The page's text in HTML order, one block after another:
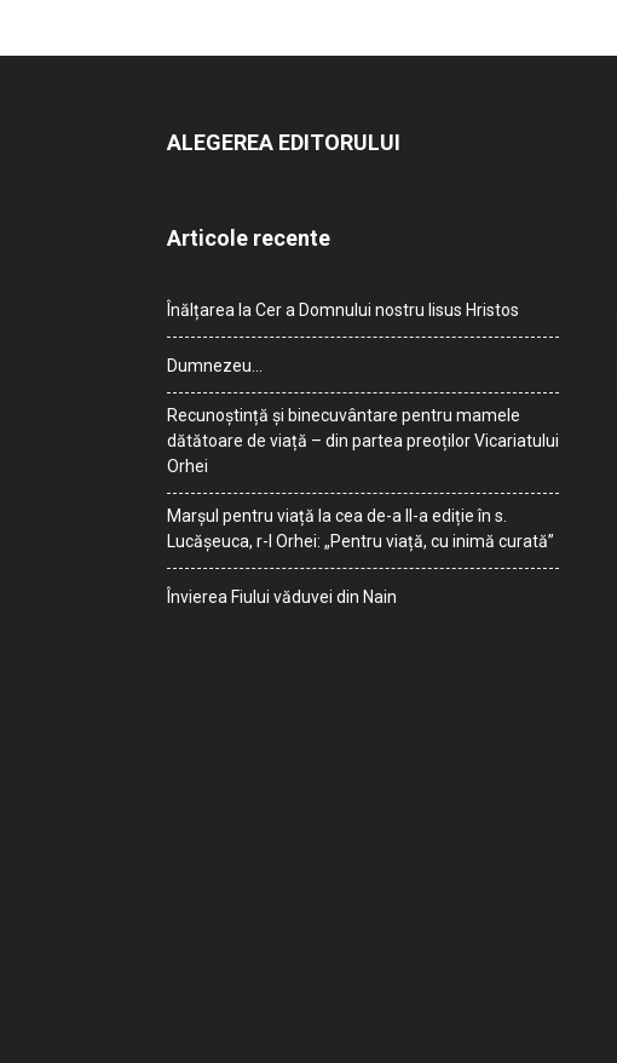
ALEGEREA EDITORULUI
Articole recente
Înălțarea la Cer a Domnului nostru Iisus Hristos
Dumnezeu…
Recunoștință și binecuvântare pentru mamele
dătătoare de viață – din partea preoților Vicariatului
Orhei
Marșul pentru viață la cea de-a II-a ediție în s.
Lucășeuca, r-l Orhei: „Pentru viață, cu inimă curată”
Învierea Fiului văduvei din Nain